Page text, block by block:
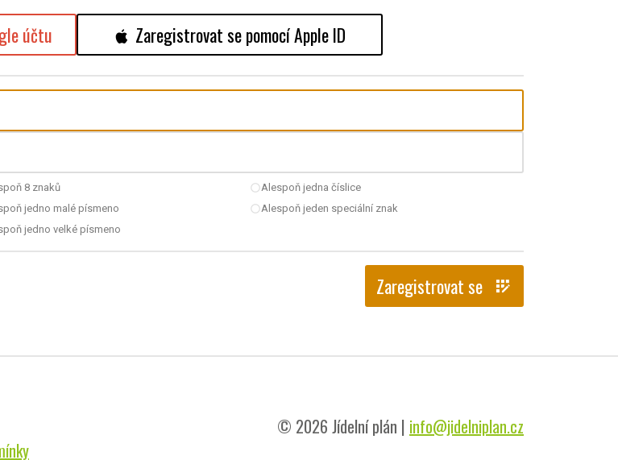
účtu Zaregistrovat se pomocí Apple ID
8 znaků
jedno malé písmeno
jedno velké písmeno
radio_button_uncheckedAlespoň jedna číslice
radio_button_uncheckedAlespoň jeden speciální znak
Zaregistrovat se app_registration
© 2026 Jídelní plán | info@jidelniplan.cz